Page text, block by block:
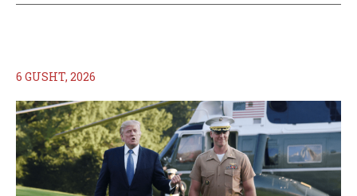
6 GUSHT, 2026